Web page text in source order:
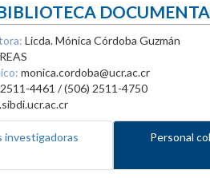
Licda. Mónica Córdoba Guzmán
monica.cordoba@ucr.ac.cr
4461 / (506) 2511-4750
investigadoras Personal